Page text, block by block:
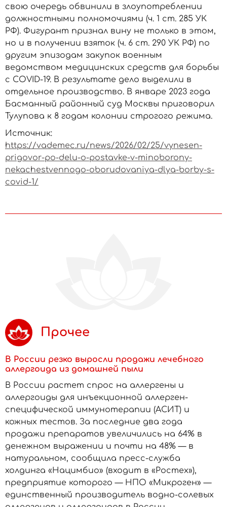
свою очередь обвинили в злоупотреблении
должностными полномочиями (ч. 1 ст. 285 УК
РФ). Фигурант признал вину не только в этом,
но и в получении взяток (ч. 6 ст. 290 УК РФ) по
другим эпизодам закупок военным
ведомством медицинских средств для борьбы
с COVID-19. В результате дело выделили в
отдельное производство. В январе 2023 года
Басманный районный суд Москвы приговорил
Тулупова к 8 годам колонии строгого режима.
Источник:
https://vademec.ru/news/2026/02/25/vynesen-
prigovor-po-delu-o-postavke-v-minoborony-
nekachestvennogo-oborudovaniya-dlya-borby-s-
covid-1/
Прочее
В России резко выросли продажи лечебного
аллергоида из домашней пыли
В России растет спрос на аллергены и
аллергоиды для инъекционной аллерген-
специфической иммунотерапии (АСИТ) и
кожных тестов. За последние два года
продажи препаратов увеличились на 64% в
денежном выражении и почти на 48% — в
натуральном, сообщила пресс-служба
холдинга «Нацимбио» (входит в «Ростех»),
предприятие которого — НПО «Микроген» —
единственный производитель водно-солевых